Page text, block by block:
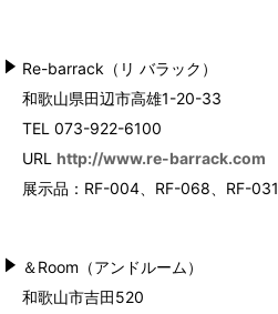
Re-barrack（リ バラック）
和歌山県田辺市高雄1-20-33
TEL 073-922-6100
URL http://www.re-barrack.com
展示品：RF-004、RF-068 、RF-031
＆Room（アンドルーム）
和歌山市吉田520